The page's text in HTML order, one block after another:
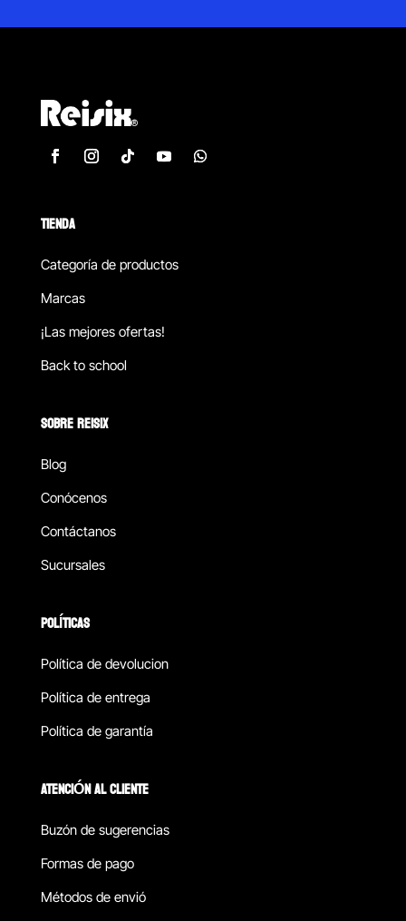
TIENDA
Categoría de productos
Marcas
¡Las mejores ofertas!
Back to school
SOBRE REISIX
Blog
Conócenos
Contáctanos
Sucursales
POLÍTICAS
Política de devolucion
Política de entrega
Política de garantía
ATENCIÓN AL CLIENTE
Buzón de sugerencias
Formas de pago
Métodos de envió